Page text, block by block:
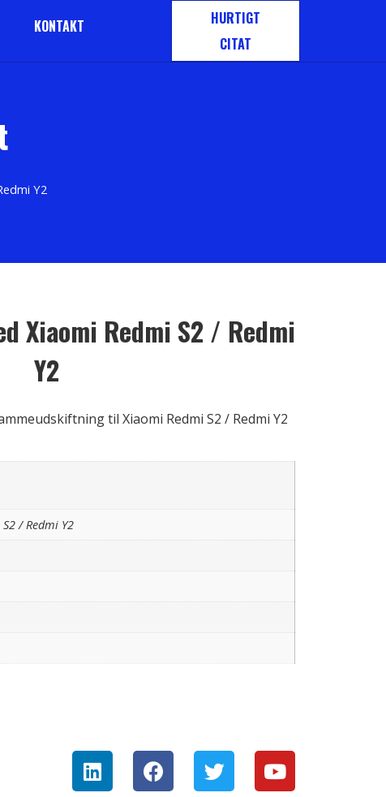
KONTAKT
HURTIGT
CITAT
Y2
Xiaomi Redmi S2 / Redmi
Y2
til Xiaomi Redmi S2 / Redmi Y2
/ Redmi Y2